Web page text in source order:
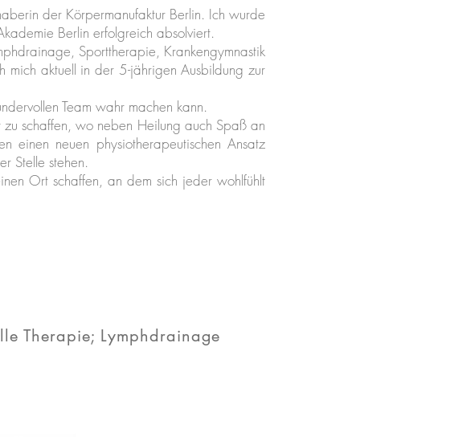
der Körpermanufaktur Berlin. Ich wurde
Berlin erfolgreich absolviert.
Sporttherapie, Krankengymnastik
aktuell in der 5-jährigen Ausbildung zur
Team wahr machen kann.
schaffen, wo neben Heilung auch Spaß an
einen neuen physiotherapeutischen Ansatz
Stelle stehen.
Ort schaffen, an dem sich jeder wohlfühlt
Therapie; Lymphdrainage